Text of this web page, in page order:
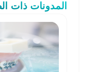
المدونات ذات